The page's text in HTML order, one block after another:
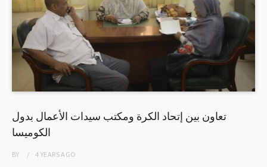
تعاون بين إتحاد الكرة ومكتب سيدات الأعمال بدول
الكوميسا
BY 4 YEARSAGO